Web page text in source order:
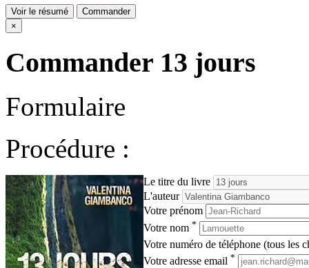
Voir le résumé
Commander
×
Commander 13 jours
Formulaire
Procédure :
Le titre du livre
L'auteur
Votre prénom
Votre nom *
Votre numéro de téléphone (tous les
Votre adresse email *